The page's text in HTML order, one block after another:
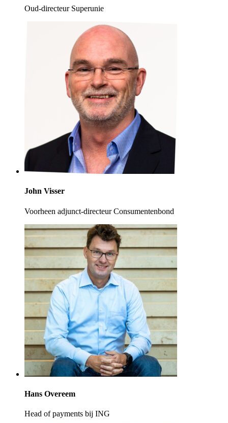
Oud-directeur Superunie
John Visser
Voorheen adjunct-directeur Consumentenbond
Hans Overeem
Head of payments bij ING